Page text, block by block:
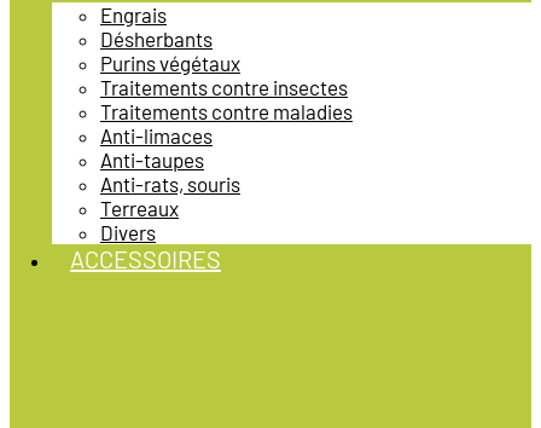
Engrais
Désherbants
Purins végétaux
Traitements contre insectes
Traitements contre maladies
Anti-limaces
Anti-taupes
Anti-rats, souris
Terreaux
Divers
ACCESSOIRES